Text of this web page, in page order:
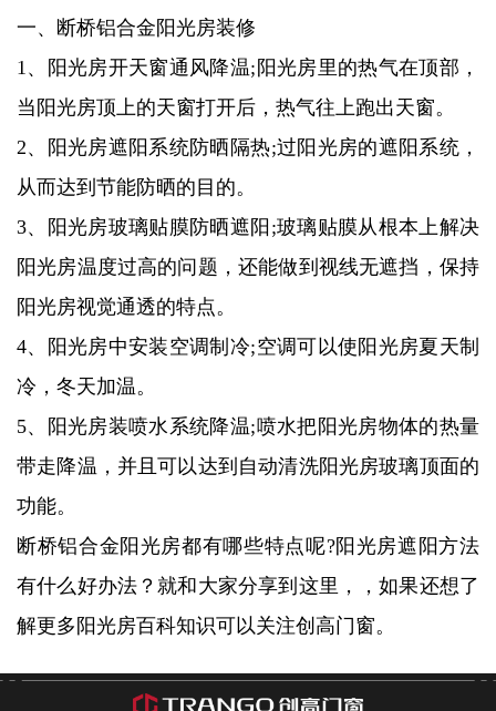
一、断桥铝合金阳光房装修
1、阳光房开天窗通风降温;阳光房里的热气在顶部，
当阳光房顶上的天窗打开后，热气往上跑出天窗。
2、阳光房遮阳系统防晒隔热;过阳光房的遮阳系统，
从而达到节能防晒的目的。
3、阳光房玻璃贴膜防晒遮阳;玻璃贴膜从根本上解决
阳光房温度过高的问题，还能做到视线无遮挡，保持
阳光房视觉通透的特点。
4、阳光房中安装空调制冷;空调可以使阳光房夏天制
冷，冬天加温。
5、阳光房装喷水系统降温;喷水把阳光房物体的热量
带走降温，并且可以达到自动清洗阳光房玻璃顶面的
功能。
断桥铝合金阳光房都有哪些特点呢?阳光房遮阳方法
有什么好办法？就和大家分享到这里，，如果还想了
解更多阳光房百科知识可以关注创高门窗。